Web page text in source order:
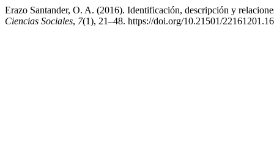
Erazo Santander, O. A. (2016). Identificación, descripción y
Ciencias Sociales, 7(1), 21–48. https://doi.org/10.21501/